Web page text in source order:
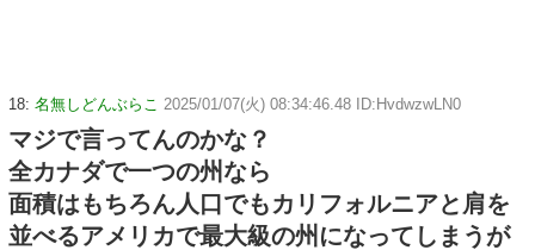
18: 名無しどんぶらこ 2025/01/07(火) 08:34:46.48 ID:HvdwzwLN0
マジで言ってんのかな？
全カナダで一つの州なら
面積はもちろん人口でもカリフォルニアと肩を
並べるアメリカで最大級の州になってしまうが